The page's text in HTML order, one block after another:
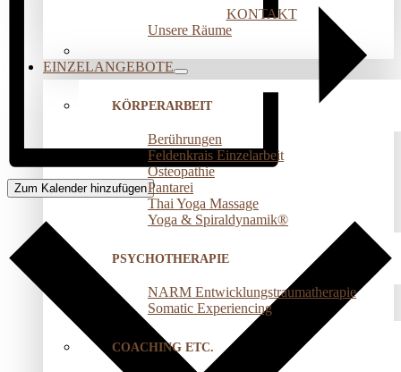
KONTAKT
Unsere Räume
EINZELANGEBOTE
KÖRPERARBEIT
Berührungen
Feldenkrais Einzelarbeit
Osteopathie
Pantarei
Thai Yoga Massage
Yoga & Spiraldynamik®
PSYCHOTHERAPIE
NARM Entwicklungstraumatherapie
Somatic Experiencing
COACHING ETC.
Zum Kalender hinzufügen